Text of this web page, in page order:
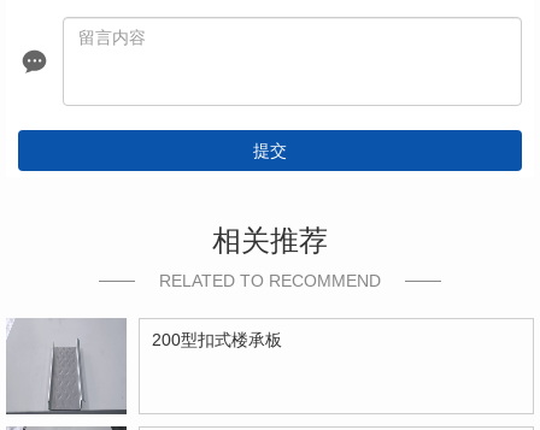
提交
相关推荐
RELATED TO RECOMMEND
200型扣式楼承板